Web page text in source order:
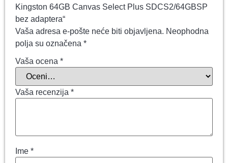
Kingston 64GB Canvas Select Plus SDCS2/64GBSP
bez adaptera“
Vaša adresa e-pošte neće biti objavljena. Neophodna
polja su označena *
Vaša ocena *
Vaša recenzija *
Ime *